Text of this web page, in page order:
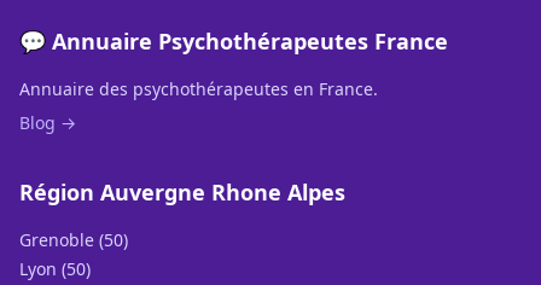
💬 Annuaire Psychothérapeutes France
Annuaire des psychothérapeutes en France.
Blog →
Région Auvergne Rhone Alpes
Grenoble (50)
Lyon (50)